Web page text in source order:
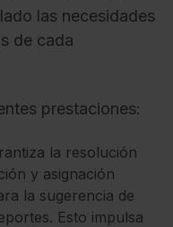
las necesidades
de cada
prestaciones:
la resolución
y asignación
la sugerencia de
Esto impulsa